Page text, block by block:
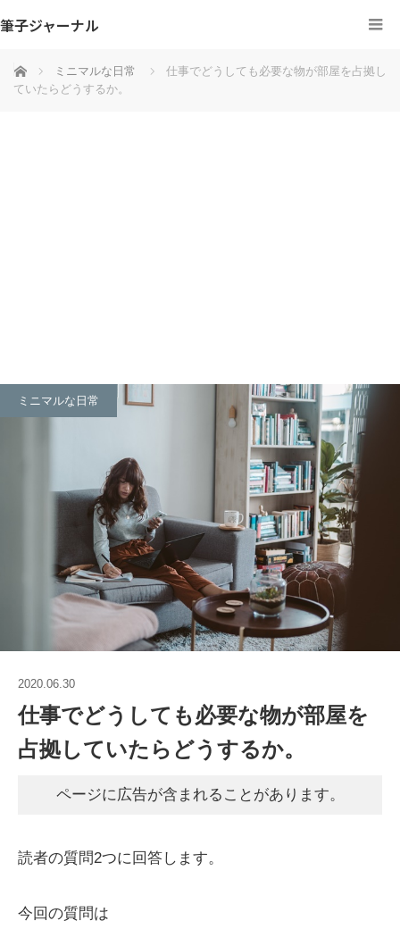
筆子ジャーナル
ホーム ミニマルな日常
仕事でどうしても必要な物が部屋を占拠し
ていたらどうするか。
ミニマルな日常
2020.06.30
仕事でどうしても必要な物が部屋を
占拠していたらどうするか。
ページに広告が含まれることがあります。
読者の質問2つに回答します。
今回の質問は